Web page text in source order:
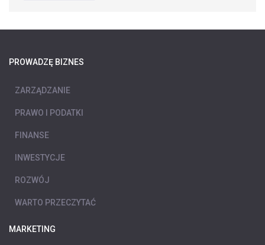
PROWADZĘ BIZNES
ZARZĄDZANIE
PRAWO I PODATKI
FINANSE
INWESTYCJE
ROZWÓJ
WARTO PRZECZYTAĆ
MARKETING